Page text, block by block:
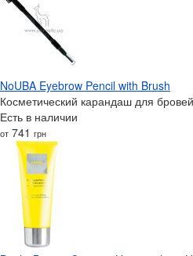
NoUBA Eyebrow Pencil with Brush
Косметический карандаш для
Есть в наличии
от 741 грн